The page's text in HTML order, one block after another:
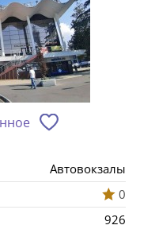
Автовокзалы
0
926